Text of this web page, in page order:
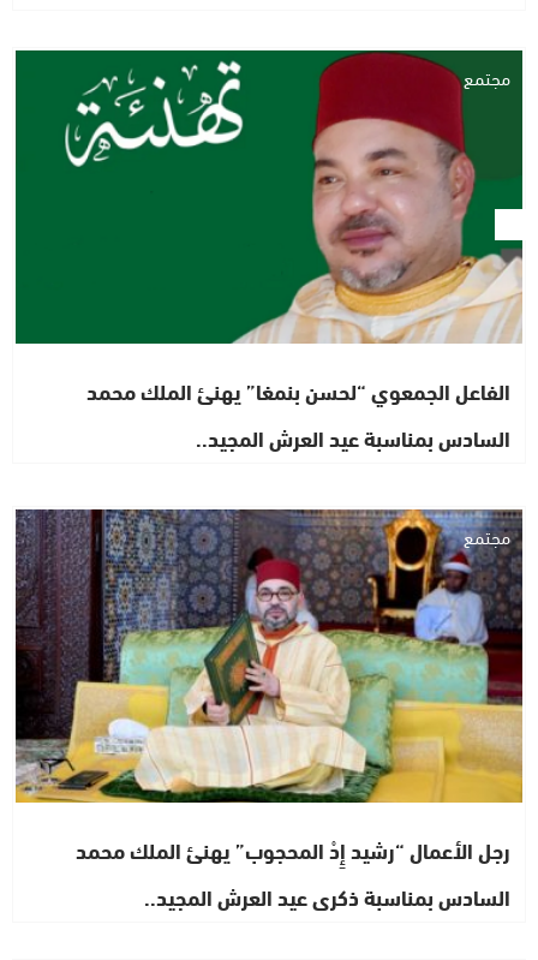
مجتمع
الفاعل الجمعوي “لحسن بنمغا” يهنئ الملك محمد
السادس بمناسبة عيد العرش المجيد..
مجتمع
رجل الأعمال “رشيد إِدْ المحجوب” يهنئ الملك محمد
السادس بمناسبة ذكرى عيد العرش المجيد..